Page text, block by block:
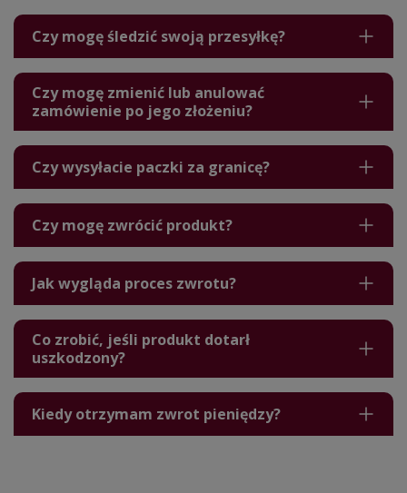
Czy mogę śledzić swoją przesyłkę?
Czy mogę zmienić lub anulować
zamówienie po jego złożeniu?
Czy wysyłacie paczki za granicę?
Czy mogę zwrócić produkt?
Jak wygląda proces zwrotu?
Co zrobić, jeśli produkt dotarł
uszkodzony?
Kiedy otrzymam zwrot pieniędzy?